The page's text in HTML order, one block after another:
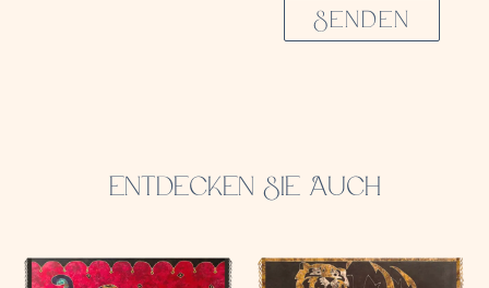
SENDEN
ENTDECKEN SIE AUCH